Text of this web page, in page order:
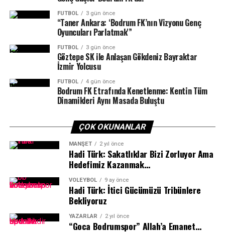
başarırsa finalde Bursa Büyükşehir Belediyespor –
Eskişehir Odunpazarı SK maçının galibiyle karşılaşacak.
FUTBOL 3 gün önce
“Taner Ankara: ‘Bodrum FK’nın Vizyonu Genç
Oyuncuları Parlatmak'”
FUTBOL 3 gün önce
Göztepe SK ile Anlaşan Gökdeniz Bayraktar
İzmir Yolcusu
FUTBOL 4 gün önce
Bodrum FK Etrafında Kenetlenme: Kentin Tüm
Dinamikleri Aynı Masada Buluştu
ÇOK OKUNANLAR
MANŞET 2 yıl önce
Hadi Türk: Sakatlıklar Bizi Zorluyor Ama
Hedefimiz Kazanmak…
VOLEYBOL 9 ay önce
Hadi Türk: İtici Gücümüzü Tribünlere
Bekliyoruz
YAZARLAR 2 yıl önce
“Goca Bodrumspor” Allah’a Emanet…